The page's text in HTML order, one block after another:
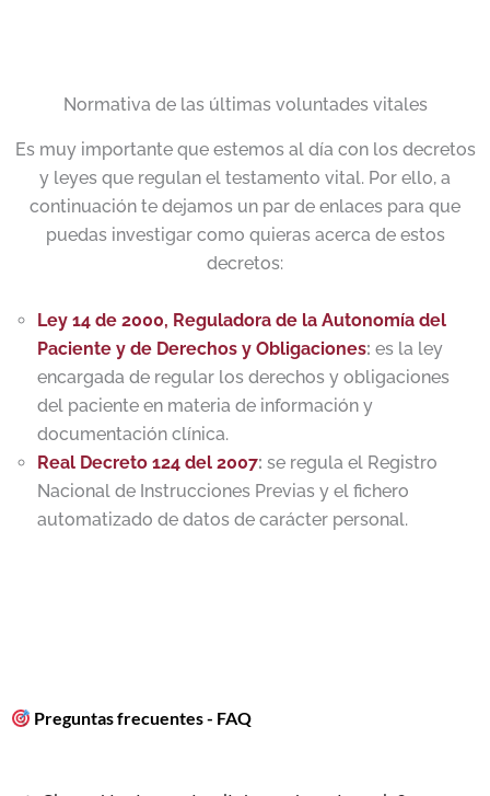
Normativa de las últimas voluntades vitales
Es muy importante que estemos al día con los decretos
y leyes que regulan el testamento vital. Por ello, a
continuación te dejamos un par de enlaces para que
puedas investigar como quieras acerca de estos
decretos:
Ley 14 de 2000, Reguladora de la Autonomía del
Paciente y de Derechos y Obligaciones: es la ley
encargada de regular los derechos y obligaciones
del paciente en materia de información y
documentación clínica.
Real Decreto 124 del 2007: se regula el Registro
Nacional de Instrucciones Previas y el fichero
automatizado de datos de carácter personal.
Preguntas frecuentes - FAQ